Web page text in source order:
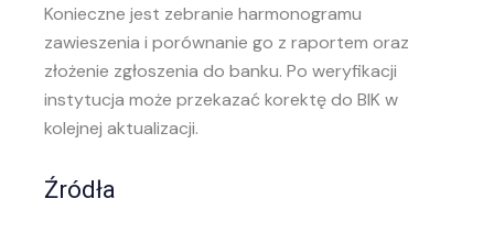
Konieczne jest zebranie harmonogramu
zawieszenia i porównanie go z raportem oraz
złożenie zgłoszenia do banku. Po weryfikacji
instytucja może przekazać korektę do BIK w
kolejnej aktualizacji.
Źródła